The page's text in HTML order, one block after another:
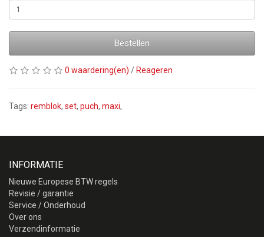
Bestellen
0 waardering(en) / Reageren
Tags: remblok, set, puch, maxi,
INFORMATIE
Nieuwe Europese BTW regels
Revisie / garantie
Service / Onderhoud
Over ons
Verzendinformatie